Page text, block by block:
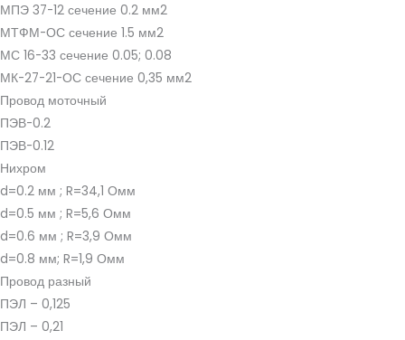
МПЭ 37-12 сечение 0.2 мм2
МТФМ-ОС сечение 1.5 мм2
МС 16-33 сечение 0.05; 0.08
МК-27-21-ОС сечение 0,35 мм2
Провод моточный
ПЭВ-0.2
ПЭВ-0.12
Нихром
d=0.2 мм ; R=34,1 Омм
d=0.5 мм ; R=5,6 Омм
d=0.6 мм ; R=3,9 Омм
d=0.8 мм; R=1,9 Омм
Провод разный
ПЭЛ – 0,125
ПЭЛ – 0,21